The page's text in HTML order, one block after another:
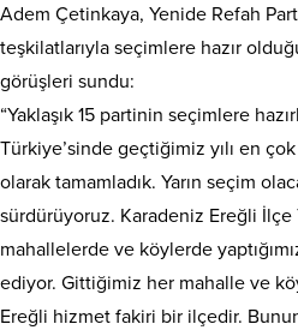
Adem Çetinkaya, Yenide Refah
teşkilatlarıyla seçimlere hazır
görüşleri sundu:
“Yaklaşık 15 partinin seçimlere
Türkiye’sinde geçtiğimiz yılı en
olarak tamamladık. Yarın seçim
sürdürüyoruz. Karadeniz Ereğli İlçe
mahallelerde ve köylerde
ediyor. Gittiğimiz her mahalle ve
Ereğli hizmet fakiri bir ilçedir.